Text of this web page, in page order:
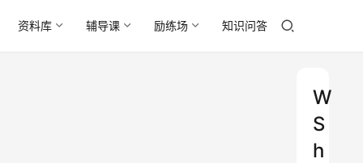
资料库 辅导课 励练场 知识问答
W
S
h